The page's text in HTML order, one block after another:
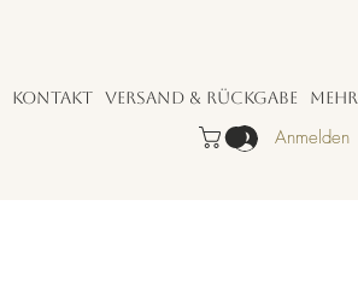
Kontakt Versand & Rückgabe Mehr
Anmelden